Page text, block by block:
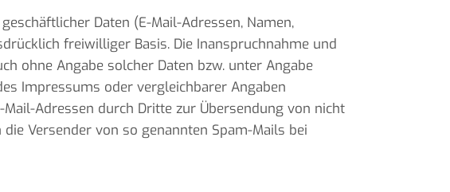
Daten (E-Mail-Adressen, Namen,
freiwilliger Basis. Die Inanspruchnahme und
ohne Angabe solcher Daten bzw. unter Angabe
Impressums oder vergleichbarer Angaben
Adressen durch Dritte zur Übersendung von nicht
Versender von so genannten Spam-Mails bei